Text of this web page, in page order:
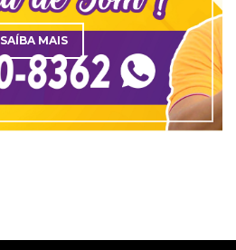
SAÍBA MAIS